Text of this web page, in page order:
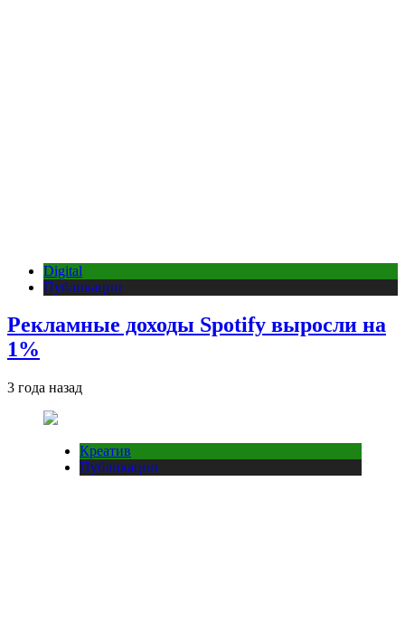
Digital
Публикации
Рекламные доходы Spotify выросли на
1%
3 года назад
Креатив
Публикации